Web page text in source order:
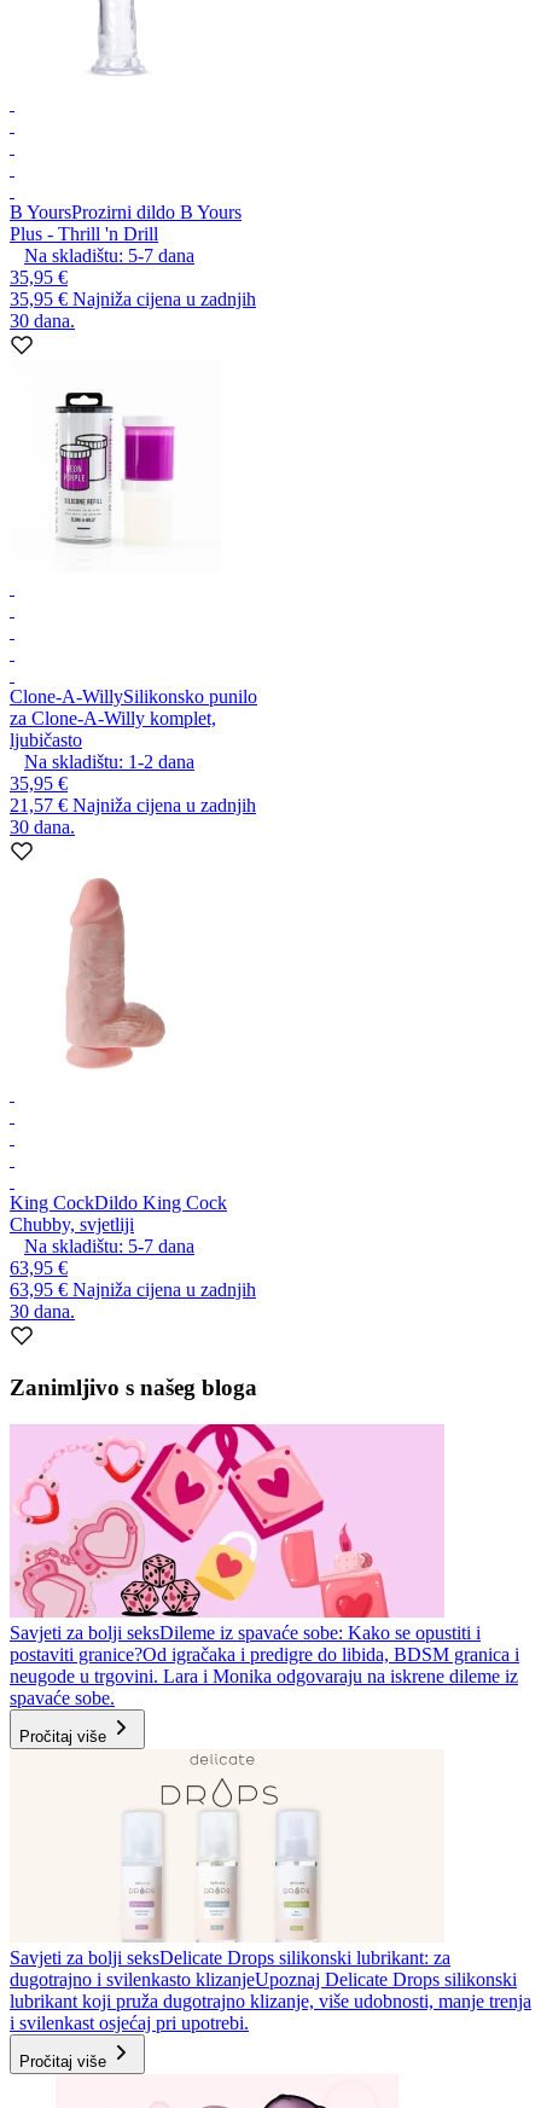
B YoursProzirni dildo B Yours
Plus - Thrill 'n Drill
Na skladištu: 5-7 dana
35,95 €
35,95 € Najniža cijena u zadnjih
30 dana.
Clone-A-WillySilikonsko punilo
za Clone-A-Willy komplet,
ljubičasto
Na skladištu: 1-2 dana
35,95 €
21,57 € Najniža cijena u zadnjih
30 dana.
King CockDildo King Cock
Chubby, svjetliji
Na skladištu: 5-7 dana
63,95 €
63,95 € Najniža cijena u zadnjih
30 dana.
Zanimljivo s našeg bloga
Savjeti za bolji seksDileme iz spavaće sobe: Kako se opustiti i
postaviti granice?Od igračaka i predigre do libida, BDSM granica i
neugode u trgovini. Lara i Monika odgovaraju na iskrene dileme iz
spavaće sobe.
Pročitaj više
Savjeti za bolji seksDelicate Drops silikonski lubrikant: za
dugotrajno i svilenkasto klizanjeUpoznaj Delicate Drops silikonski
lubrikant koji pruža dugotrajno klizanje, više udobnosti, manje trenja
i svilenkast osjećaj pri upotrebi.
Pročitaj više